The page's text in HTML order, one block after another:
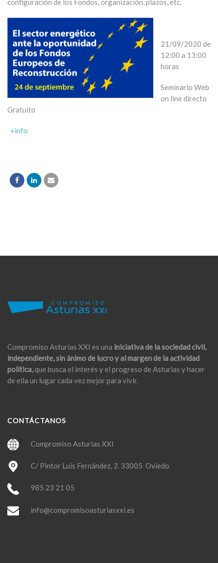
configuración de los Fondos, organización, plazos, etc.
21/09/2020 de
12:00 a 13:00
horas
Seminario Web
on line directo
Gratuito
+info
Compromiso Asturias XXI es una iniciativa de la sociedad civil,
independiente, sin ánimo de lucro y al margen de la actividad
política,que busca el interés y el progreso de Asturias y hacer
de ella un lugar cada vez mejor para vivir.
CONTÁCTANOS
Compromiso Asturias XXI
C/ Pintor Luis Fernández, 2. 33005 Oviedo
985 23 21 05
info@compromisoasturiasxxi.es